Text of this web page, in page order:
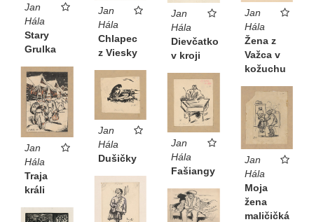
Jan
Hála
Stary
Grulka
Jan
Hála
Chlapec
z Viesky
Jan
Hála
Dievčatko
v kroji
Jan
Hála
Žena z
Važca v
kožuchu
Jan
Hála
Traja
králi
Jan
Hála
Dušičky
Jan
Hála
Fašiangy
Jan
Hála
Moja
žena
maličičká